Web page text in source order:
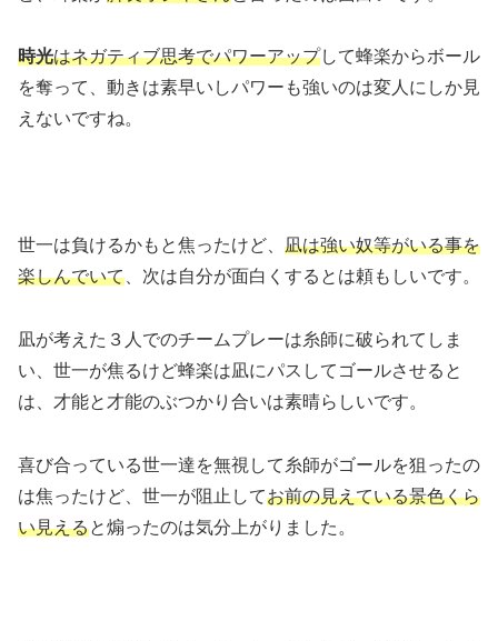
時光はネガティブ思考でパワーアップして蜂楽からボール
を奪って、動きは素早いしパワーも強いのは変人にしか見
えないですね。
世一は負けるかもと焦ったけど、 凪は強い奴等がいる事を
楽しんでいて 、次は自分が面白くするとは頼もしいです。
凪が考えた３人でのチームプレーは糸師に破られてしま
い、世一が焦るけど蜂楽は凪にパスしてゴールさせると
は、才能と才能のぶつかり合いは素晴らしいです。
喜び合っている世一達を無視して糸師がゴールを狙ったの
は焦ったけど、世一が阻止してお前の見えている景色くら
い見えると煽ったのは気分上がりました。